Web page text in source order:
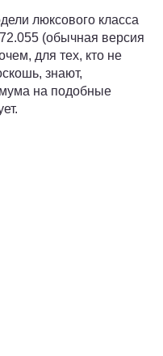
люксового класса
(обычная версия
для тех, кто не
знают,
на подобные